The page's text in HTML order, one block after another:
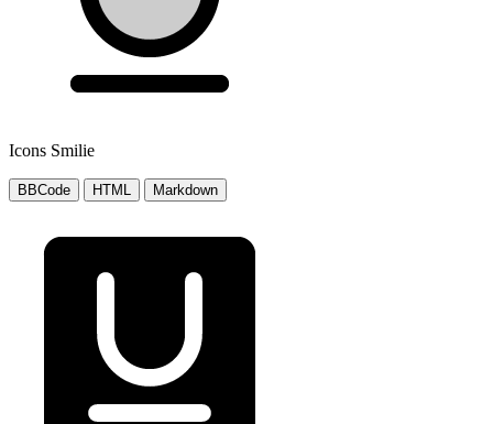
Icons Smilie
BBCode HTML Markdown